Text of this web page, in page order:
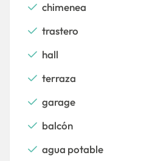
chimenea
trastero
hall
terraza
garage
balcón
agua potable